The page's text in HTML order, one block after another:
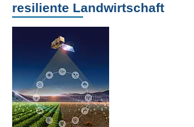
resiliente Landwirtschaft